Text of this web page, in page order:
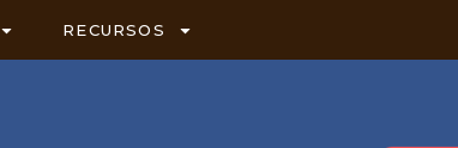
RECURSOS